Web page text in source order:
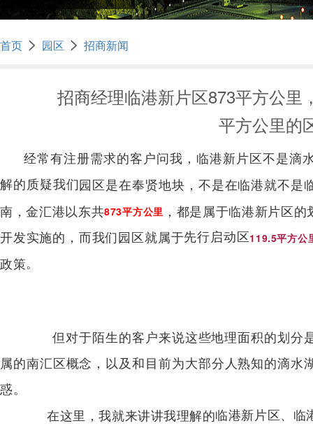
首页 > 园区 > 招商新闻
招商经理临港新片区873平方公里
平方公里的
经常有注册需求的客户问我，临港新片区不是滴
解的质疑我们园区是在奉贤地块，不是在临港就不是
南，金汇港以东共873平方公里 ，都是属于临港新片区
开发实施的，而我们园区就属于先行启动区119.5平方公
政策。
但对于陌生的客户来说这些地理面积的划分
属的南汇区概念，以及和目前为大部分人熟知的滴
惑。
在这里，我就来讲讲我理解的临港新片区、临